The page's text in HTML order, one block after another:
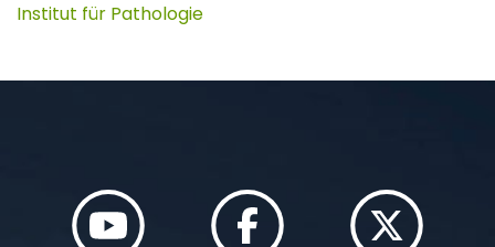
Institut für Pathologie